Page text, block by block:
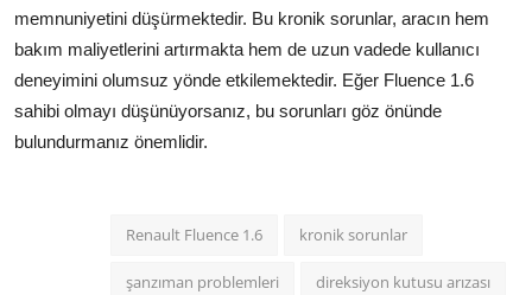
memnuniyetini düşürmektedir. Bu kronik sorunlar, aracın hem
bakım maliyetlerini artırmakta hem de uzun vadede kullanıcı
deneyimini olumsuz yönde etkilemektedir. Eğer Fluence 1.6
sahibi olmayı düşünüyorsanız, bu sorunları göz önünde
bulundurmanız önemlidir.
Renault Fluence 1.6 kronik sorunlar
şanzıman problemleri direksiyon kutusu arızası